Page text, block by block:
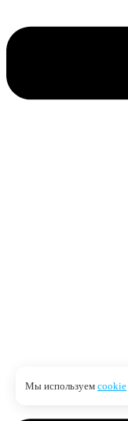
Мы используем cookie